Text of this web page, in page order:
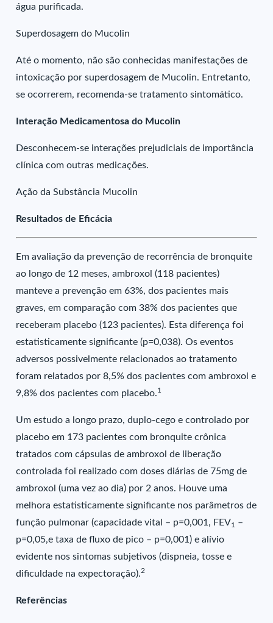
água purificada.
Superdosagem do Mucolin
Até o momento, não são conhecidas manifestações de
intoxicação por superdosagem de Mucolin. Entretanto,
se ocorrerem, recomenda-se tratamento sintomático.
Interação Medicamentosa do Mucolin
Desconhecem-se interações prejudiciais de importância
clínica com outras medicações.
Ação da Substância Mucolin
Resultados de Eficácia
Em avaliação da prevenção de recorrência de bronquite
ao longo de 12 meses, ambroxol (118 pacientes)
manteve a prevenção em 63%, dos pacientes mais
graves, em comparação com 38% dos pacientes que
receberam placebo (123 pacientes). Esta diferença foi
estatisticamente significante (p=0,038). Os eventos
adversos possivelmente relacionados ao tratamento
foram relatados por 8,5% dos pacientes com ambroxol e
9,8% dos pacientes com placebo.1
Um estudo a longo prazo, duplo-cego e controlado por
placebo em 173 pacientes com bronquite crônica
tratados com cápsulas de ambroxol de liberação
controlada foi realizado com doses diárias de 75mg de
ambroxol (uma vez ao dia) por 2 anos. Houve uma
melhora estatisticamente significante nos parâmetros de
função pulmonar (capacidade vital – p=0,001, FEV1 –
p=0,05,e taxa de fluxo de pico – p=0,001) e alívio
evidente nos sintomas subjetivos (dispneia, tosse e
dificuldade na expectoração).2
Referências